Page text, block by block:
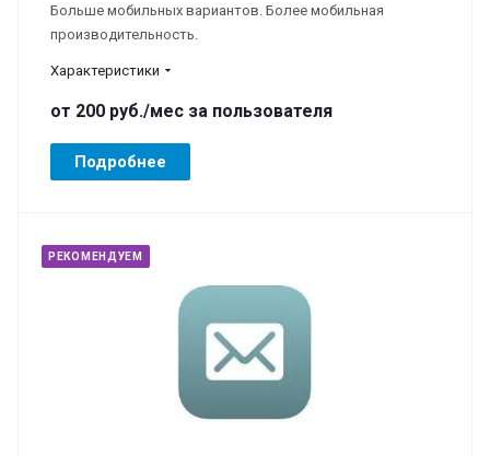
Больше мобильных вариантов. Более мобильная
производительность.
Характеристики
от 200 руб./мес за пользователя
Подробнее
РЕКОМЕНДУЕМ